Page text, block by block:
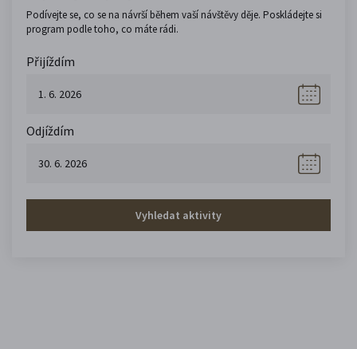
Podívejte se, co se na návrší během vaší návštěvy děje. Poskládejte si
program podle toho, co máte rádi.
Přijíždím
Odjíždím
Vyhledat aktivity